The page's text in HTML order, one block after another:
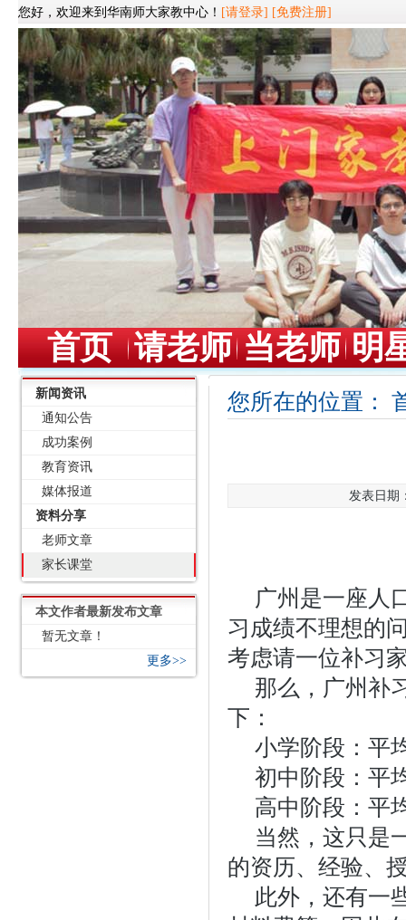
您好，欢迎来到华南师大家教中心！ [请登录] [免费注册]
首页 请老师 当老师 明
新闻资讯
通知公告
成功案例
教育资讯
媒体报道
资料分享
老师文章
家长课堂
本文作者最新发布文章
暂无文章！
更多>>
您所在的位置：
发表日期
广州是一座人
习成绩不理想的
考虑请一位补习
那么，广州补
下：
小学阶段：平
初中阶段：平
高中阶段：平
当然，这只是
的资历、经验、
此外，还有一